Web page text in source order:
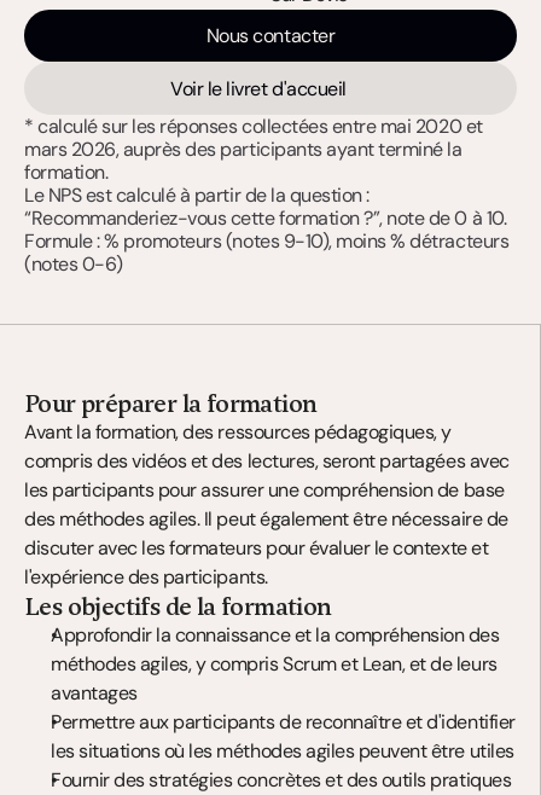
Pour préparer la formation
Avant la formation, des ressources pédagogiques, y
compris des vidéos et des lectures, seront partagées avec
les participants pour assurer une compréhension de base
des méthodes agiles. Il peut également être nécessaire de
discuter avec les formateurs pour évaluer le contexte et
l'expérience des participants.
Les objectifs de la formation
Approfondir la connaissance et la compréhension des
méthodes agiles, y compris Scrum et Lean, et de leurs
avantages
Permettre aux participants de reconnaître et d'identifier
les situations où les méthodes agiles peuvent être utiles
Fournir des stratégies concrètes et des outils pratiques
Nous contacter
Voir le livret d'accueil
* calculé sur les réponses collectées entre mai 2020 et
mars 2026, auprès des participants ayant terminé la
formation.
Le NPS est calculé à partir de la question :
“Recommanderiez-vous cette formation ?”, note de 0 à 10.
Formule : % promoteurs (notes 9-10), moins % détracteurs
(notes 0-6)